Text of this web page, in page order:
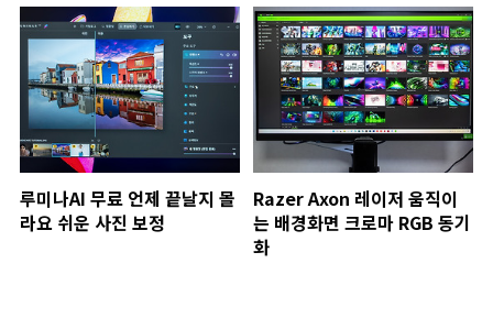
루미나AI 무료 언제 끝날지 몰
라요 쉬운 사진 보정
Razer Axon 레이저 움직이
는 배경화면 크로마 RGB 동기
화